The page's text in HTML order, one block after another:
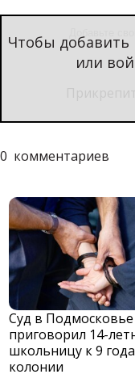
Чтобы
или
0 комментариев
Суд в Подмосковье
приговорил 14-
школьницу к 9
колонии